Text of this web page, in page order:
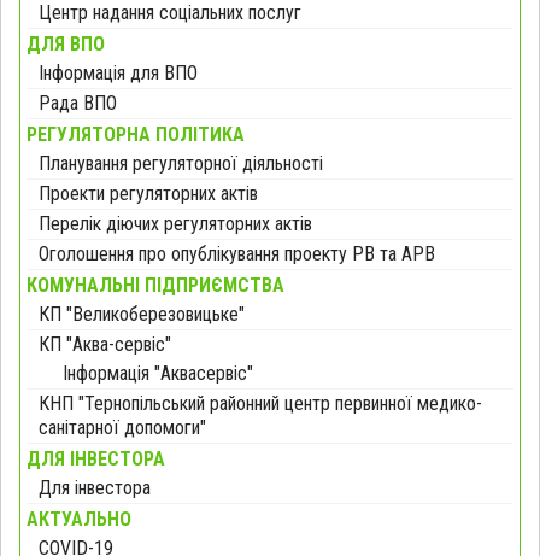
Центр надання соціальних послуг
ДЛЯ ВПО
Інформація для ВПО
Рада ВПО
РЕГУЛЯТОРНА ПОЛІТИКА
Планування регуляторної діяльності
Проекти регуляторних актів
Перелік діючих регуляторних актів
Оголошення про опублікування проекту РВ та АРВ
КОМУНАЛЬНІ ПІДПРИЄМСТВА
КП "Великоберезовицьке"
КП "Аква-сервіс"
Інформація "Аквасервіс"
КНП "Тернопільський районний центр первинної медико-
санітарної допомоги"
ДЛЯ ІНВЕСТОРА
Для інвестора
АКТУАЛЬНО
COVID-19